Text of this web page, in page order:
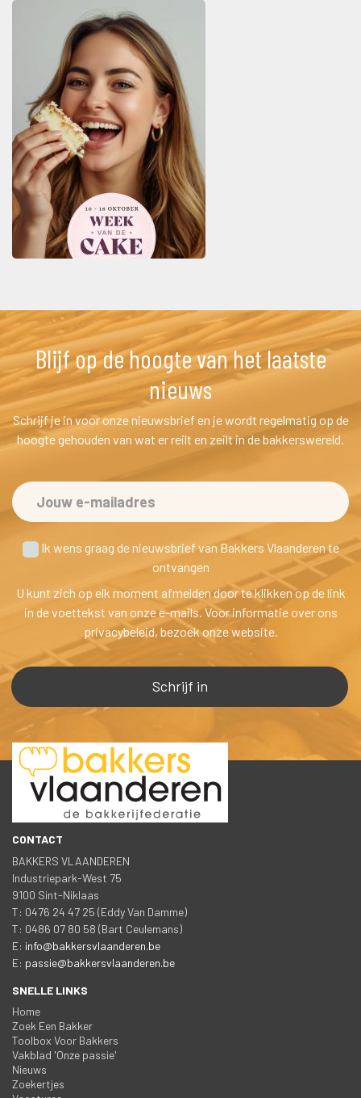
Blijf op de hoogte van het laatste
nieuw
Schrijf je in voor onze nieuwsbrief en je wordt regelmatig op de
hoogte gehouden van wat er reilt en zeilt in de bakkerswereld.
Ik wens graag de nieuwsbrief van Bakkers Vlaanderen te
ontvangen
U kunt zich op elk moment afmelden door te klikken op de link
in de voettekst van onze e-mails. Voor informatie over ons
privacybeleid, bezoek onze website.
CONTACT
BAKKERS VLAANDEREN
Industriepark-West 75
9100 Sint-Niklaa
T: 0476 24 47 25 (Eddy Van Damme)
T: 0486 07 80 58 (Bart Ceulemans)
E: info@bakkersvlaanderen.be
E: passie@bakkersvlaanderen.be
SNELLE LINKS
Home
Zoek Een Bakker
Toolbox Voor Bakker
Vakblad 'Onze passie'
Nieuw
Zoekertje